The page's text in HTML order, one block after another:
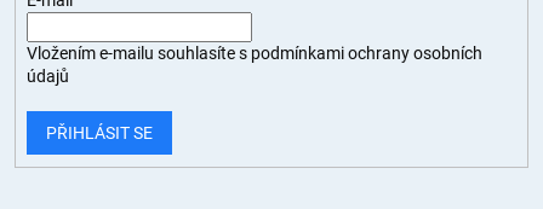
Vložením e-mailu souhlasíte s podmínkami ochrany osobních
údajů
PŘIHLÁSIT SE